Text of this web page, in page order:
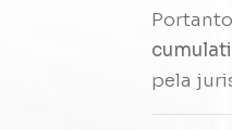
pela